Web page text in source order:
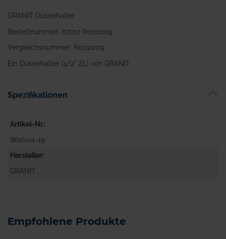
GRANIT Düsenhalter
Bestellnummer: 67017 R002009
Vergleichsnummer: R002009
Ein Düsenhalter (1/2" ZL) von GRANIT.
Spezifikationen
Artikel-Nr.
862004-19
Hersteller
GRANIT
Empfohlene Produkte